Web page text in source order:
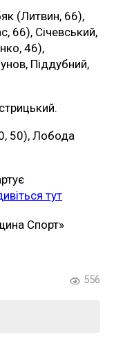
(Литвин, 66),
66), Січевський,
46),
Піддубний,
50), Лобода
тут
Спорт»
556